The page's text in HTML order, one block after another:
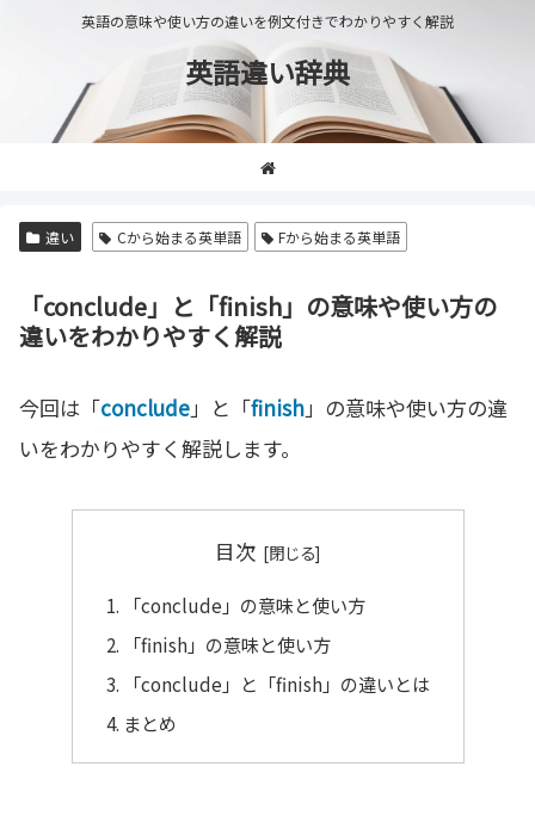
英語の意味や使い方の違いを例文付きでわかりやすく解説
英語違い辞典
違い Cから始まる英単語 Fから始まる英単語
「conclude」と「finish」の意味や使い方の
違いをわかりやすく解説
今回は「conclude」と「finish」の意味や使い方の違
いをわかりやすく解説します。
目次
「conclude」の意味と使い方
「finish」の意味と使い方
「conclude」と「finish」の違いとは
まとめ